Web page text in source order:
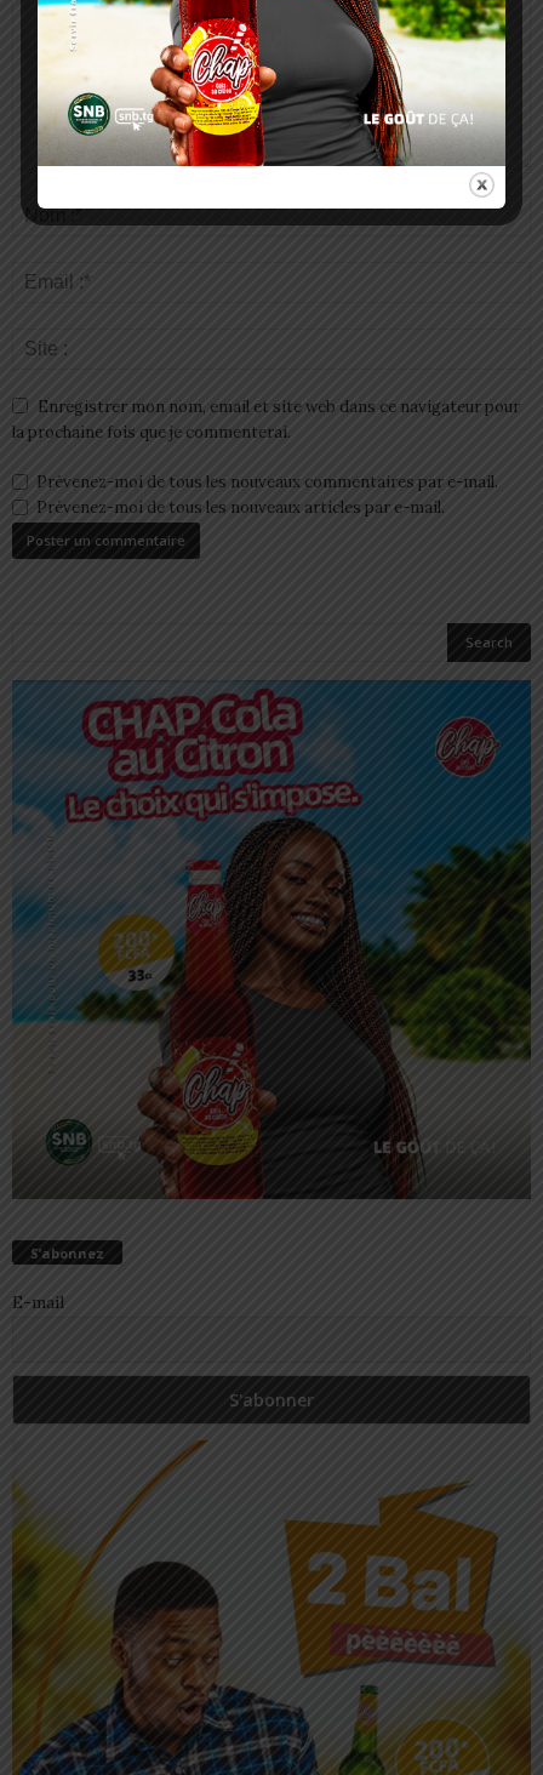
Enregistrer mon nom, email et site web dans ce navigateur pour
la prochaine fois que je commenterai.
Prévenez-moi de tous les nouveaux commentaires par e-mail.
Prévenez-moi de tous les nouveaux articles par e-mail.
S’abonnez
E-mail